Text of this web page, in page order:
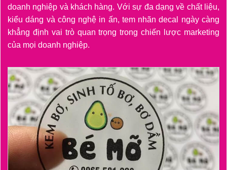
doanh nghiệp và khách hàng. Với sự đa dạng về chất liệu,
kiểu dáng và công nghệ in ấn, tem nhãn decal ngày càng
khẳng định vai trò quan trọng trong chiến lược marketing
của mọi doanh nghiệp.